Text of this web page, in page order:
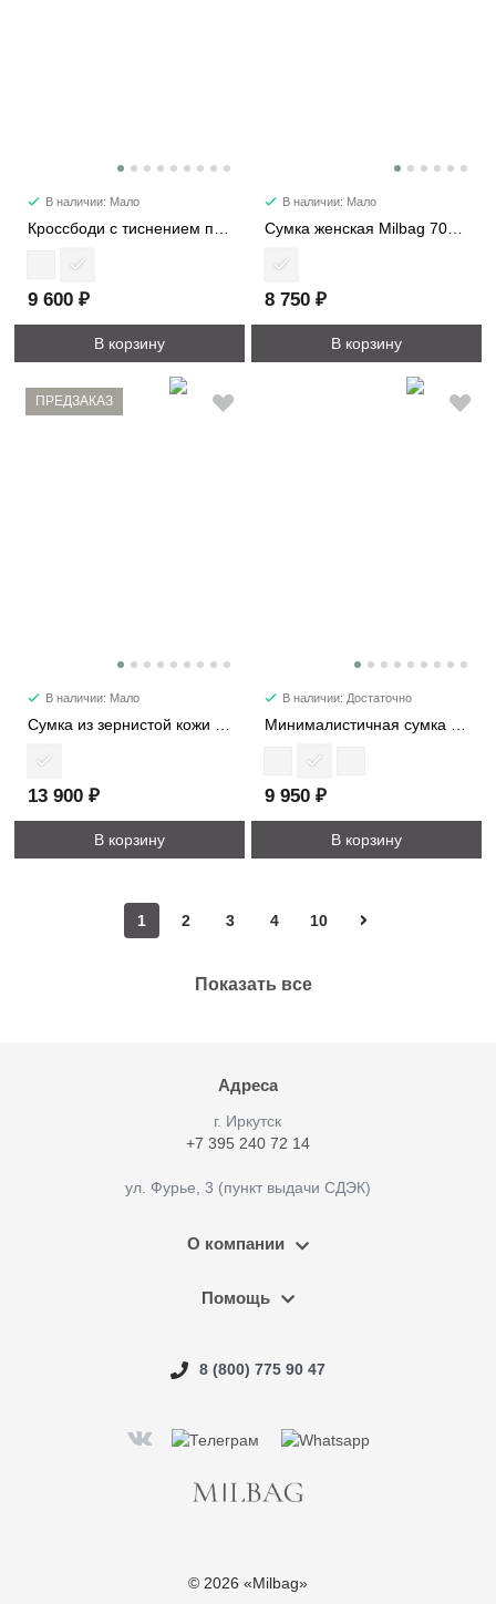
В наличии: Мало
9 600 ₽
В корзину
В наличии: Мало
8 750 ₽
В корзину
ПРЕДЗАКАЗ
В наличии: Мало
Сумка из зернистой кожи с ромбовидной стежкой 1112-2
13 900 ₽
В корзину
В наличии: Достаточно
Минималистичная сумка из натуральной кожи 5138
9 950 ₽
В корзину
1 2 3 4 10
Показать все
Адреса
г. Иркутск
+7 395 240 72 14
ул. Фурье, 3 (пункт выдачи СДЭК)
О компании
Помощь
8 (800) 775 90 47
© 2026 «Milbag»